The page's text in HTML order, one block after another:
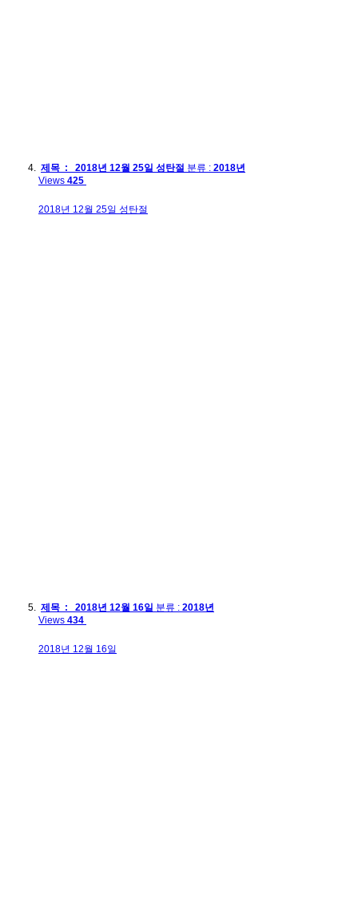
제목 : 2018년 12월 25일 성탄절 분류 : 2018년
Views 425
2018년 12월 25일 성탄절
제목 : 2018년 12월 16일 분류 : 2018년
Views 434
2018년 12월 16일